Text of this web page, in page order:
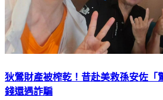
狄鶯財產被榨乾！昔赴美救孫安佐
錢還遇詐騙